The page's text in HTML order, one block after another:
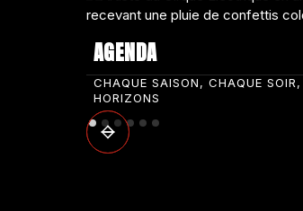
AGENDA
CHAQUE SAISON, CHAQUE
HORIZONS